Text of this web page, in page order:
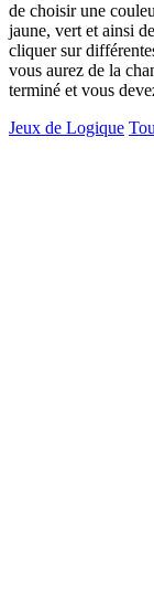
de choisir une
jaune, vert et ainsi
cliquer sur
vous aurez de la
terminé et vous
Jeux de Logique